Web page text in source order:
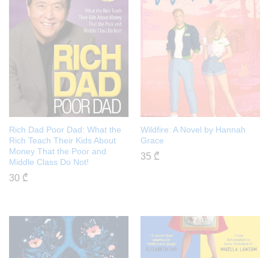
Rich Dad Poor Dad: What the
Rich Teach Their Kids About
Money That the Poor and
Middle Class Do Not!
30 ₾
Wildfire: A Novel by Hannah
Grace
35 ₾